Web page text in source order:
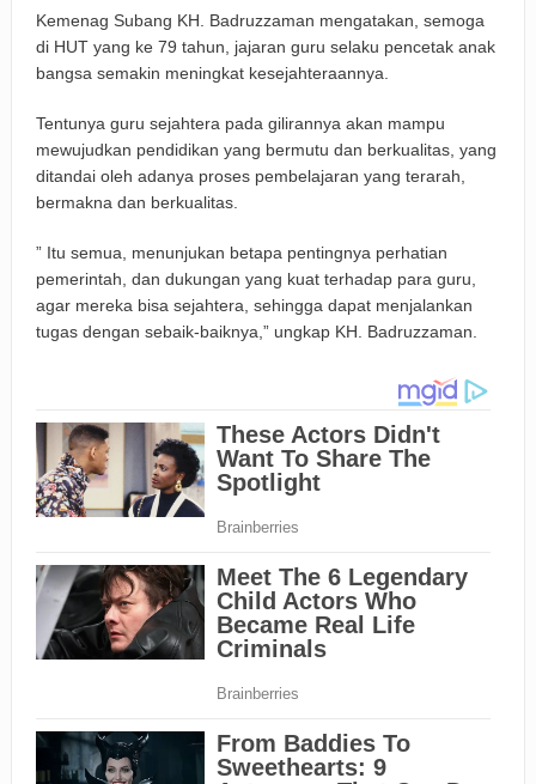
Perkuat Layanan Kesehatan di Subang
Groundbreaking TPPAS Legok Nangka Dimulai, Pemkot
Kemenag Subang KH. Badruzzaman mengatakan, semoga
di HUT yang ke 79 tahun, jajaran guru selaku pencetak anak
bangsa semakin meningkat kesejahteraannya.
Tentunya guru sejahtera pada gilirannya akan mampu
mewujudkan pendidikan yang bermutu dan berkualitas, yang
ditandai oleh adanya proses pembelajaran yang terarah,
bermakna dan berkualitas.
” Itu semua, menunjukan betapa pentingnya perhatian
pemerintah, dan dukungan yang kuat terhadap para guru,
agar mereka bisa sejahtera, sehingga dapat menjalankan
tugas dengan sebaik-baiknya,” ungkap KH. Badruzzaman.